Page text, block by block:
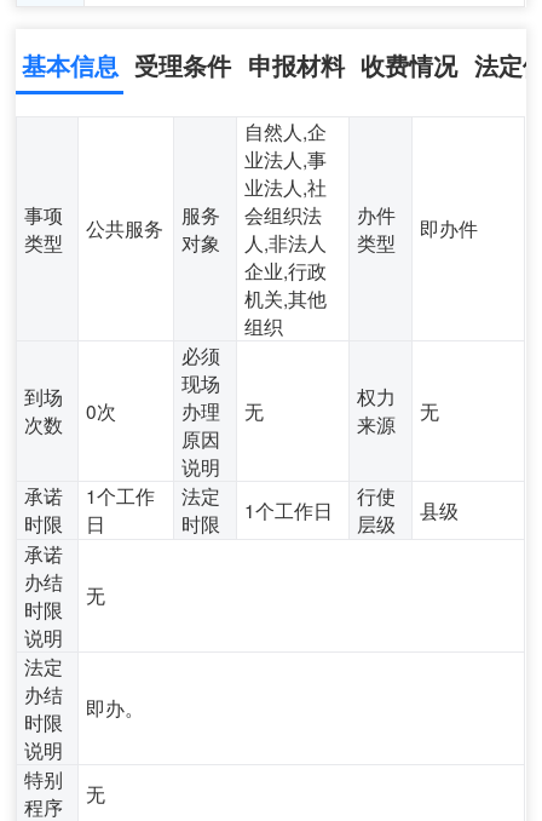
基本信息 受理条件 申报材料 收费情况 法定
事项
类型
公共服务
服务
对象
自然人,企
业法人,事
业法人,社
会组织法
人,非法人
企业,行政
机关,其他
组织
办件
类型
即办件
到场
次数
0次
必须
现场
办理
原因
说明
无
权力
来源
无
承诺
时限
1个工作
日
法定
时限
1个工作日
行使
层级
县级
承诺
办结
时限
说明
无
法定
办结
时限
说明
即办。
特别
程序
无